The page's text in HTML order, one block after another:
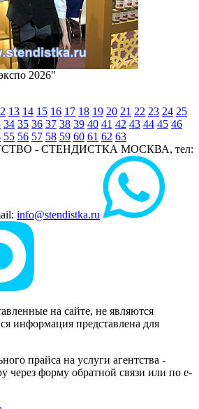
2026"
13 14 15 16 17 18 19 20 21 22 23 24 25
34 35 36 37 38 39 40 41 42 43 44 45 46
55 56 57 58 59 60 61 62 63
- СТЕНДИСТКА МОСКВА, тел:
info@stendistka.ru
на сайте, не являются
информация представлена для
прайса на услуги агентства -
через форму обратной связи или по e-